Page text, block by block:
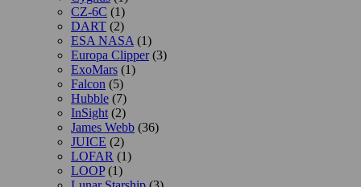
CZ-6C (1)
DART (2)
ESA NASA (1)
Europa Clipper(3)
ExoMars (1)
Falcon (5)
Hubble (7)
InSight (2)
James Webb (36)
JUICE (2)
LOFAR (1)
LOOP(1)